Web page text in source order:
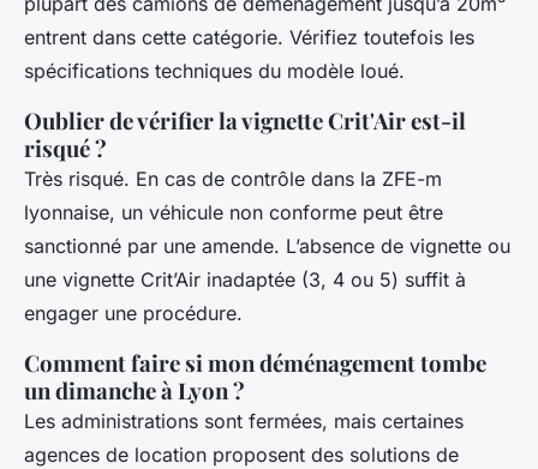
entrent dans cette catégorie. Vérifiez toutefois les
spécifications techniques du modèle loué.
Oublier de vérifier la vignette Crit'Air est-il
risqué ?
Très risqué. En cas de contrôle dans la ZFE-m
lyonnaise, un véhicule non conforme peut être
sanctionné par une amende. L’absence de vignette ou
une vignette Crit’Air inadaptée (3, 4 ou 5) suffit à
engager une procédure.
Comment faire si mon déménagement tombe
un dimanche à Lyon ?
Les administrations sont fermées, mais certaines
agences de location proposent des solutions de